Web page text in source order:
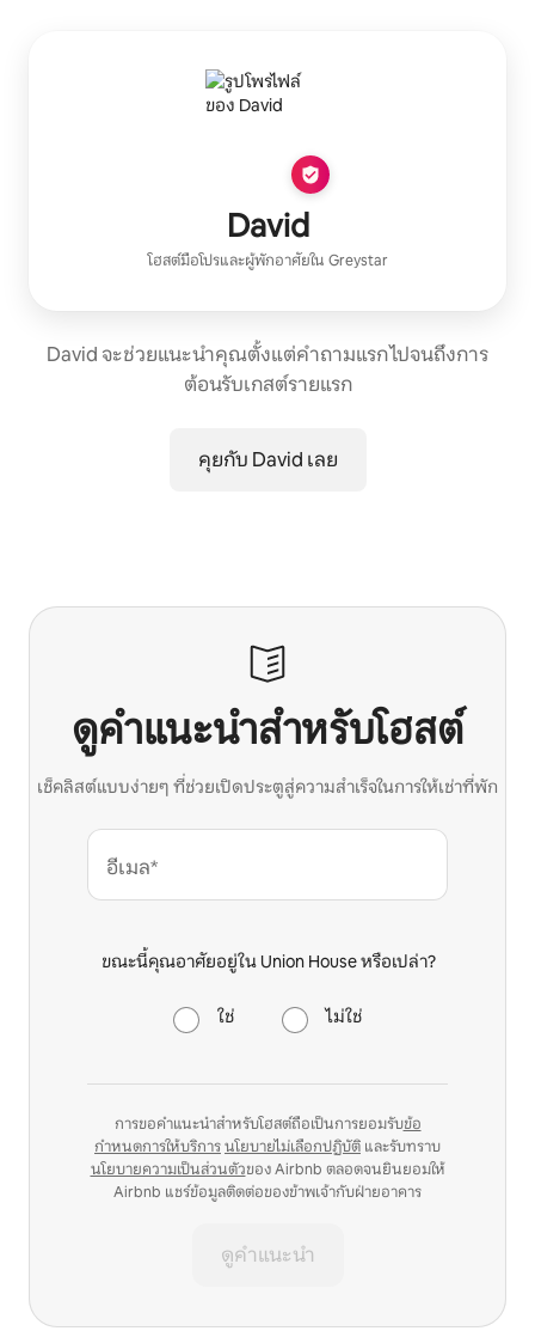
David
โฮสต์มือโปรและผู้พักอาศัยใน Greystar
David จะช่วยแนะนำคุณตั้งแต่คำถามแรก ไปจนถึงการ
ต้อนรับเกสต์รายแรก
คุยกับ David เลย
ดูคำแนะนำสำหรับโฮสต์
เช็คลิสต์แบบง่ายๆ ที่ช่วยเปิดประตูสู่ความสำเร็จในการให้เช่าที่พัก
อีเมล*
ขณะนี้คุณอาศัยอยู่ใน Union House หรือเปล่า?
ใช่ ไม่ใช่
การขอคำแนะนำสำหรับโฮสต์ถือเป็นการยอมรับข้อ
กำหนดการให้บริการนโยบายไม่เลือกปฏิบัติ และรับทราบ
นโยบายความเป็นส่วนตัวของ Airbnb ตลอดจนยินยอมให้
Airbnb แชร์ข้อมูลติดต่อของข้าพเจ้ากับฝ่ายอาคาร
ดูคำแนะนำ